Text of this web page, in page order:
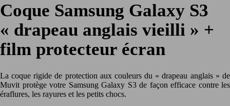
Coque Samsung Galaxy S3
« drapeau anglais vieilli » +
film protecteur écran
La coque rigide de protection aux couleurs du « drapeau anglais » de
Muvit protège votre Samsung Galaxy S3 de façon efficace contre les
éraflures, les rayures et les petits chocs.